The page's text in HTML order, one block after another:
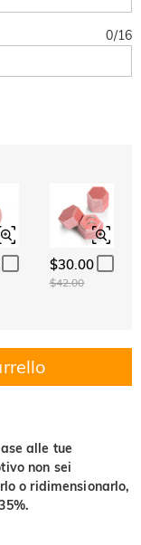
0/16
$30.00
$42.00
alle tue
non sei
o ridimensionarlo,